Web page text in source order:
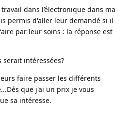
dans l’électronique dans ma
permis d'aller leur demandé si il
par leur soins : la réponse est
serait intéressées?
faire passer les différents
que j'ai un prix je vous
sa intéresse.